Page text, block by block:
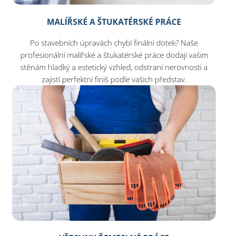
MALÍŘSKÉ A ŠTUKATÉRSKÉ PRÁCE
Po stavebních úpravách chybí finální dotek? Naše
profesionální malířské a štukatérské práce dodají vašim
stěnám hladký a estetický vzhled, odstraní nerovnosti a
zajistí perfektní finiš podle vašich představ.